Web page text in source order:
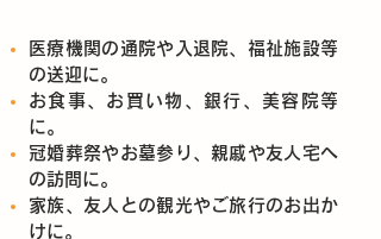
医療機関の通院や入退院、福祉施設等
の送迎に。
お食事、お買い物、銀行、美容院等
に。
冠婚葬祭やお墓参り、親戚や友人宅へ
の訪問に。
家族、友人との観光やご旅行のお出か
けに。